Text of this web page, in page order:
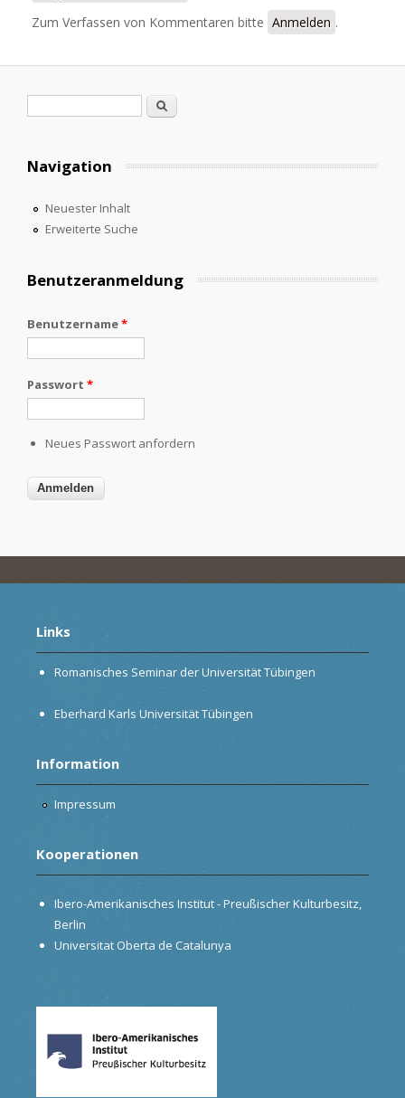
Zum Verfassen von Kommentaren bitte Anmelden .
Suche
Navigation
Neuester Inhalt
Erweiterte Suche
Benutzeranmeldung
Benutzername*
Passwort *
Neues Passwort anfordern
Links
Romanisches Seminar der Universität Tübingen
Eberhard Karls Universität Tübingen
Information
Impressum
Kooperationen
Ibero-Amerikanisches Institut - Preußischer Kulturbesitz,
Berlin
Universitat Oberta de Catalunya